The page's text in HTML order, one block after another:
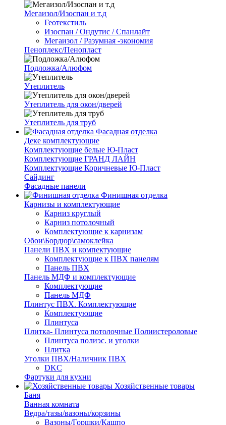
Мегаизол/Изоспан и т.д
Геотекстиль
Изоспан / Ондутис / Спанлайт
Мегаизол / Разумная -экономия
Пеноплекс/Пенопласт
Подложка/Алюфом
Утеплитель
Утеплитель для окон/дверей
Утеплитель для труб
Фасадная отделка
Деке комплектующие
Комплектующие белые Ю-Пласт
Комплектующие ГРАНД ЛАЙН
Комплектующие Коричневые Ю-Пласт
Сайдинг
Фасадные панели
Финишная отделка
Карнизы и комплектующие
Карниз круглый
Карниз потолочный
Комплектующие к карнизам
Обои\Бордюр\самоклейка
Панели ПВХ и компектующие
Комплектующие к ПВХ панелям
Панель ПВХ
Панель МДФ и комплектующие
Комплектующие
Панель МДФ
Плинтус ПВХ. Комплектующие
Комплектующие
Плинтуса
Плитка- Плинтуса потолочные Полиистероловые
Плинтуса полиэс. и уголки
Плитка
Уголки ПВХ/Наличник ПВХ
DKC
Фартуки для кухни
Хозяйственные товары
Баня
Ванная комната
Ведра/тазы/вазоны/корзины
Вазоны/Горшки/Кашпо